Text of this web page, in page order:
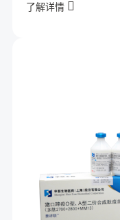
了解详情